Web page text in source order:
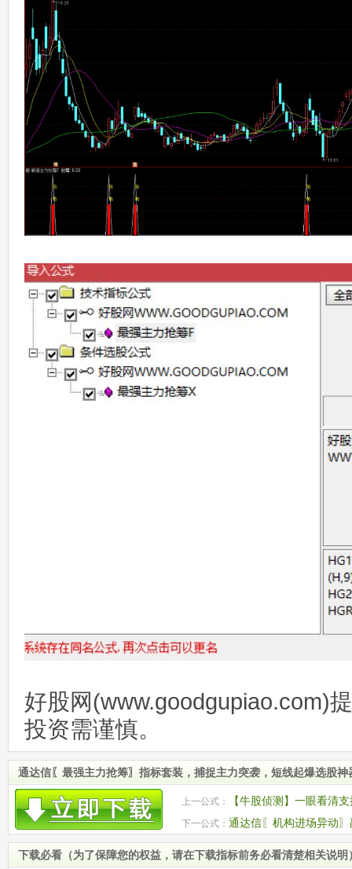
好股网(www.goodgupiao.com)
投资需谨慎。
通达信〖最强主力抢筹〗指标套装，捕捉主力突袭，短线起爆选股神
上一公式：
【牛股侦测】一眼看清
股捕捉、风险逃顶
下一公式： 通达信〖机构进场异动
源码
下载必看（为了保障您的权益，请在下载指标前务必看清楚相关说明